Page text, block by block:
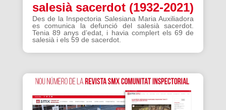
salesià sacerdot (1932-2021)
Des de la Inspectoria Salesiana Maria Auxiliadora
es comunica la defunció del salesià sacerdot.
Tenia 89 anys d’edat, i havia complert els 69 de
salesià i els 59 de sacerdot.